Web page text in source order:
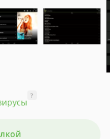
?